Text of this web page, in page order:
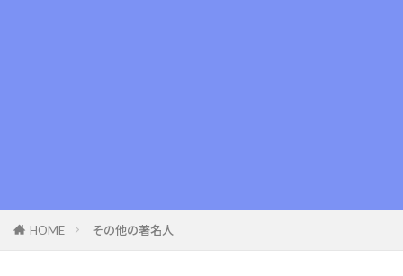
HOME その他の著名人